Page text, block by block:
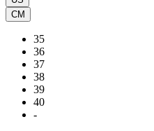
CM
35
36
37
38
39
40
-